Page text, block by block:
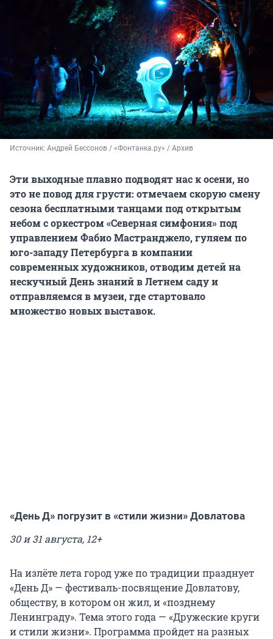
Источник: Андрей Бессонов / «Фонтанка.ру» / Архив
Эти выходные плавно подводят нас к осени, но
это не повод для грусти: отмечаем скорую смену
сезона бесплатными танцами под открытым
небом с оркестром «Северная симфония» под
управлением Фабио Мастранджело, гуляем по
юго-западу Петербурга в компании
современных художников, отводим детей на
нескучный День знаний в Летнем саду и
отправляемся в музеи, где стартовало
множество новых выставок.
«День Д» погрузит в «стили жизни» Довлатова
30 и 31 августа, 12+
На излёте лета город уже по традиции празднует
«День Д» — фестиваль-посвящение Довлатову,
обществу, в котором он жил, и «позднему
Ленинграду». Тема этого года — «Дружеские круги
и стили жизни». Программа пройдет на разных